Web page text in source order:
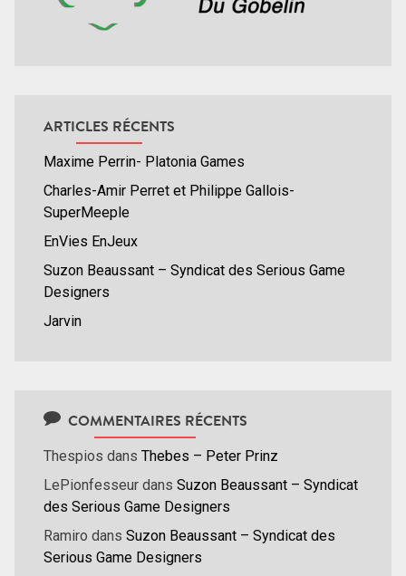
ARTICLES RÉCENTS
Maxime Perrin- Platonia Games
Charles-Amir Perret et Philippe Gallois-
SuperMeeple
EnVies EnJeux
Suzon Beaussant – Syndicat des Serious Game
Designers
Jarvin
COMMENTAIRES RÉCENTS
Thespios dans Thebes – Peter Prinz
LePionfesseur dans Suzon Beaussant – Syndicat
des Serious Game Designers
Ramiro dans Suzon Beaussant – Syndicat des
Serious Game Designers